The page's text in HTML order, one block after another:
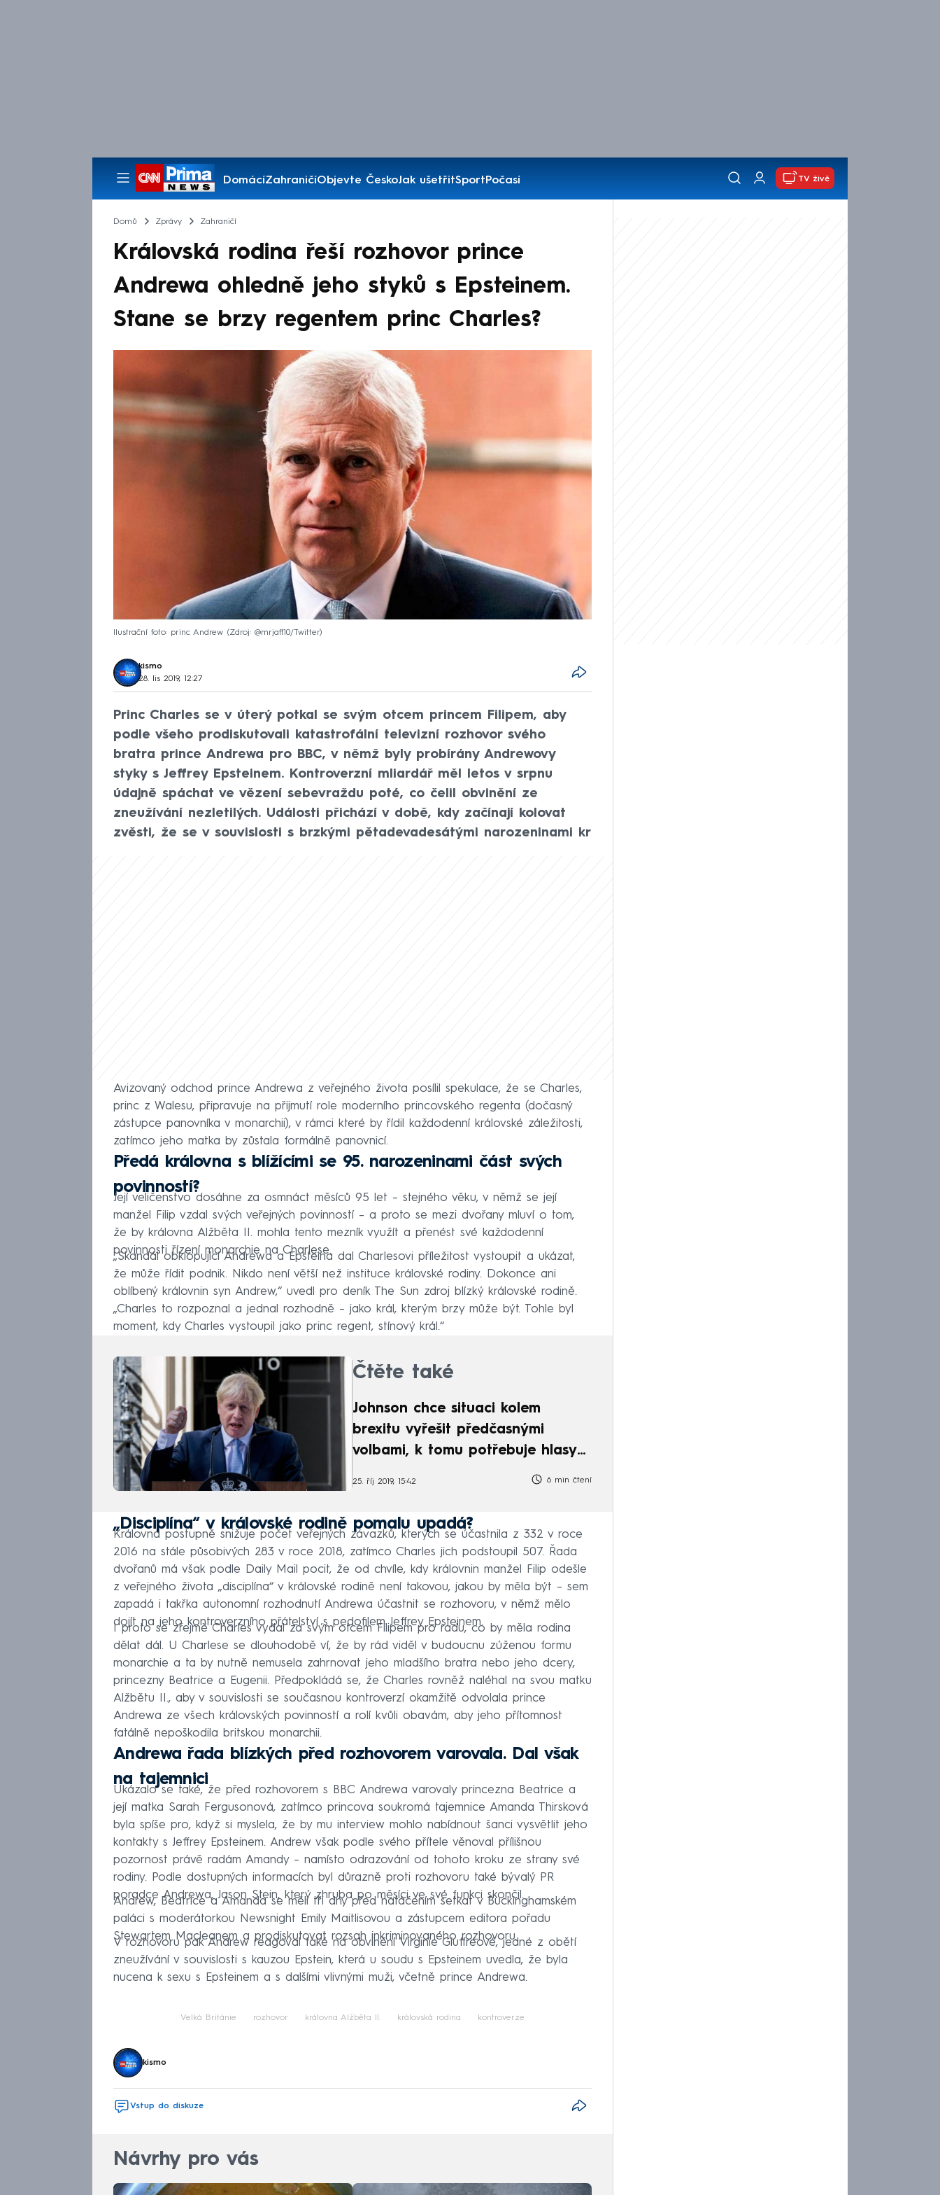
DomácíZahraničíObjevte ČeskoJak ušetřitSportPočasí
Pořady
TV živě
Domů Zprávy Zahraničí
Královská rodina řeší rozhovor prince
Andrewa ohledně jeho styků s Epsteinem.
Stane se brzy regentem princ Charles?
Ilustrační foto: princ Andrew Zdroj: @mrjaff10/Twitter
kismo
28. lis 2019, 12:27
Princ Charles se v úterý potkal se svým otcem princem Filipem, aby
podle všeho prodiskutovali katastrofální televizní rozhovor svého
bratra prince Andrewa pro BBC, v němž byly probírány Andrewovy
styky s Jeffrey Epsteinem. Kontroverzní mliardář měl letos v srpnu
údajně spáchat ve vězení sebevraždu poté, co čelil obvinění ze
zneužívání nezletilých. Události přichází v době, kdy začínají kolovat
zvěsti, že se v souvislosti s brzkými pětadevadesátými narozeninami kr
Avizovaný odchod prince Andrewa z veřejného života posílil spekulace, že se Charles,
princ z Walesu, připravuje na přijmutí role moderního princovského regenta (dočasný
zástupce panovníka v monarchii), v rámci které by řídil každodenní královské záležitosti,
zatímco jeho matka by zůstala formálně panovnicí.
Předá královna s blížícími se 95. narozeninami část svých
povinností?
Její veličenstvo dosáhne za osmnáct měsíců 95 let – stejného věku, v němž se její
manžel Filip vzdal svých veřejných povinností – a proto se mezi dvořany mluví o tom,
že by královna Alžběta II. mohla tento mezník využít a přenést své každodenní
povinnosti řízení monarchie na Charlese.
„Skandál obklopující Andrewa a Epsteina dal Charlesovi příležitost vystoupit a ukázat,
že může řídit podnik. Nikdo není větší než instituce královské rodiny. Dokonce ani
oblíbený královnin syn Andrew,“ uvedl pro deník The Sun zdroj blízký královské rodině.
„Charles to rozpoznal a jednal rozhodně – jako král, kterým brzy může být. Tohle byl
moment, kdy Charles vystoupil jako princ regent, stínový král.“
Čtěte také
Johnson chce situaci kolem
brexitu vyřešit předčasnými
volbami, k tomu potřebuje hlasy
25. říj 2019, 15:42 6 min čtení
„Disciplína“ v královské rodině pomalu upadá?
Královna postupně snižuje počet veřejných závazků, kterých se účastnila z 332 v roce
2016 na stále působivých 283 v roce 2018, zatímco Charles jich podstoupil 507. Řada
dvořanů má však podle Daily Mail pocit, že od chvíle, kdy královnin manžel Filip odešle
z veřejného života „disciplína“ v královské rodině není takovou, jakou by měla být – sem
zapadá i takřka autonomní rozhodnutí Andrewa účastnit se rozhovoru, v němž mělo
dojít na jeho kontroverzního přátelství s pedofilem Jeffrey Epsteinem.
I proto se zřejmě Charles vydal za svým otcem Filipem pro radu, co by měla rodina
dělat dál. U Charlese se dlouhodobě ví, že by rád viděl v budoucnu zúženou formu
monarchie a ta by nutně nemusela zahrnovat jeho mladšího bratra nebo jeho dcery,
princezny Beatrice a Eugenii. Předpokládá se, že Charles rovněž naléhal na svou matku
Alžbětu II., aby v souvislosti se současnou kontroverzí okamžitě odvolala prince
Andrewa ze všech královských povinností a rolí kvůli obavám, aby jeho přítomnost
fatálně nepoškodila britskou monarchii.
Andrewa řada blízkých před rozhovorem varovala. Dal však
na tajemnici
Ukázalo se také, že před rozhovorem s BBC Andrewa varovaly princezna Beatrice a
její matka Sarah Fergusonová, zatímco princova soukromá tajemnice Amanda Thirsková
byla spíše pro, když si myslela, že by mu interview mohlo nabídnout šanci vysvětlit jeho
kontakty s Jeffrey Epsteinem. Andrew však podle svého přítele věnoval přílišnou
pozornost právě radám Amandy – namísto odrazování od tohoto kroku ze strany své
rodiny. Podle dostupných informacích byl důrazně proti rozhovoru také bývalý PR
poradce Andrewa, Jason Stein, který zhruba po měsíci ve své funkci skončil.
Andrew, Beatrice a Amanda se měli tři dny před natáčením setkat v Buckinghamském
paláci s moderátorkou Newsnight Emily Maitlisovou a zástupcem editora pořadu
Stewartem Macleanem a prodiskutovat rozsah inkriminovaného rozhovoru.
V rozhovoru pak Andrew reagoval také na obvinění Virginie Giuffreové, jedné z obětí
zneužívání v souvislosti s kauzou Epstein, která u soudu s Epsteinem uvedla, že byla
nucena k sexu s Epsteinem a s dalšími vlivnými muži, včetně prince Andrewa.
Velká Británie rozhovor královna Alžběta II. královská rodina kontroverze
kismo
Vstup do diskuze
Návrhy pro vás